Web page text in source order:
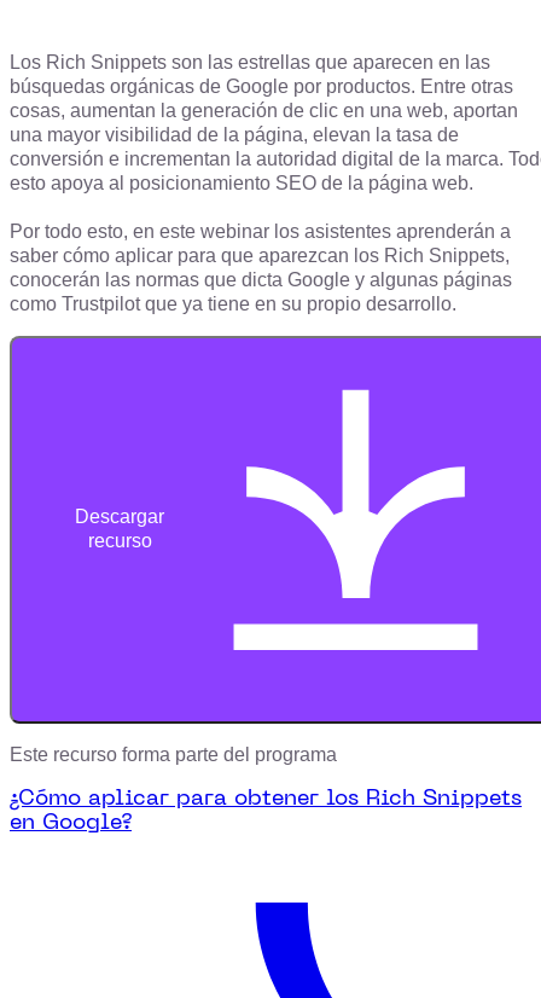
Los Rich Snippets son las estrellas que aparecen en las
búsquedas orgánicas de Google por productos. Entre otras
cosas, aumentan la generación de clic en una web, aportan
una mayor visibilidad de la página, elevan la tasa de
conversión e incrementan la autoridad digital de la marca.
esto apoya al posicionamiento SEO de la página web.
Por todo esto, en este webinar los asistentes aprenderán a
saber cómo aplicar para que aparezcan los Rich Snippets,
conocerán las normas que dicta Google y algunas páginas
como Trustpilot que ya tiene en su propio desarrollo.
Descargar
recurso
Este recurso forma parte del programa
¿Cómo aplicar para obtener los Rich Snippets
en Google?